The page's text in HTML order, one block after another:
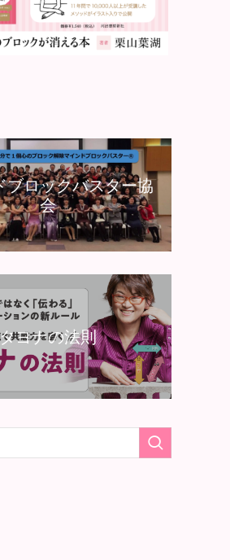
ブロックバスター協
会
タヨナの法則